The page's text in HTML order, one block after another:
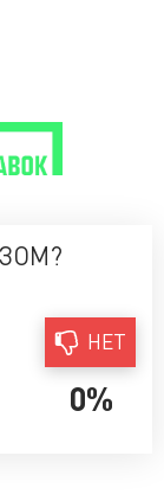
0%
НЕТ